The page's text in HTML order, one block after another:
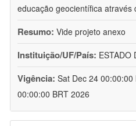
educação geocientífica através
Resumo: Vide projeto anexo
Instituição/UF/País: ESTADO
Vigência: Sat Dec 24
00:00:00 BRT 2026